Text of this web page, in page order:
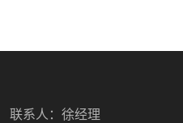
联系人：徐经理